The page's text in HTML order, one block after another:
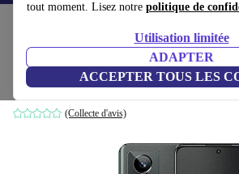
tout moment. Lisez notre politique de
Utilisation limitée
ADAPTER
ACCEPTER TOUS LES
Realme GT Neo 3 80W
8 GB | 256 GB | Asphalt Black
(Collecte d'avis)